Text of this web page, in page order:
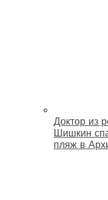
Доктор из
Шишкин
пляж в